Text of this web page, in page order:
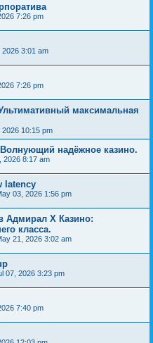
7:26 pm
2026 3:01 am
7:26 pm
максимальная
2026 10:15 pm
надёжное казино.
2026 8:17 am
latency
03, 2026 1:56 pm
Адмирал Х Казино:
класса.
21, 2026 3:02 am
07, 2026 3:23 pm
7:40 pm